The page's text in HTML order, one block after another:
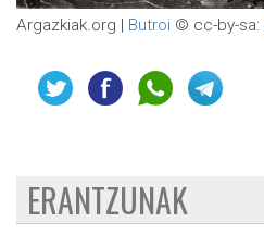
Argazkiak.org | Butroi © cc-by-sa:
ERANTZUNAK